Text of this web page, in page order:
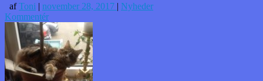
afToni | november 28, 2017 | Nyheder
Kommentér